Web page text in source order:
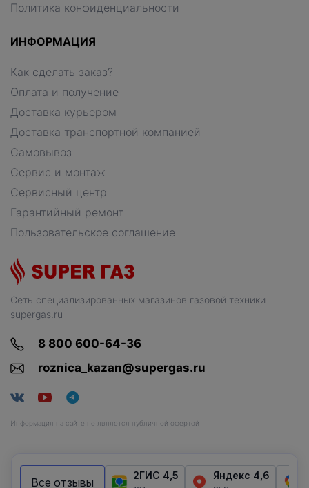
Сеть специализированных магазинов газовой техники
supergas.ru
8 800 600-64-36
roznica_kazan@supergas.ru
Информация на сайте не является публичной офертой
Политика конфиденциальности
ИНФОРМАЦИЯ
Как сделать заказ?
Оплата и получение
Доставка курьером
Доставка транспортной компанией
Самовывоз
Сервис и монтаж
Сервисный центр
Гарантийный ремонт
Пользовательское соглашение